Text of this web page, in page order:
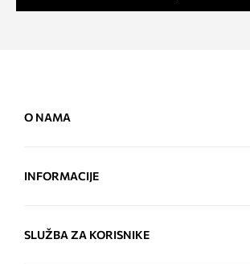
O NAMA
INFORMACIJE
SLUŽBA ZA KORISNIKE